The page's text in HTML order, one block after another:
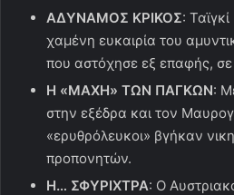
ΑΔΥΝΑΜΟΣ ΚΡΙΚΟΣ:
χαμένη ευκαιρία του
που αστόχησε εξ επαφής, σε
Η «ΜΑΧΗ» ΤΩΝ ΠΑΓΚΩΝ:
στην εξέδρα και τον
«ερυθρόλευκοι» βγήκαν
προπονητών.
Η… ΣΦΥΡΙΧΤΡΑ: Ο